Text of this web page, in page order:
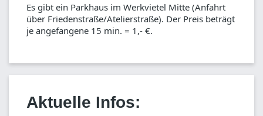
Es gibt ein Parkhaus im Werkvietel Mitte (Anfahrt
über Friedenstraße/Atelierstraße). Der Preis beträgt
je angefangene 15 min. = 1,- €.
Aktuelle Infos: